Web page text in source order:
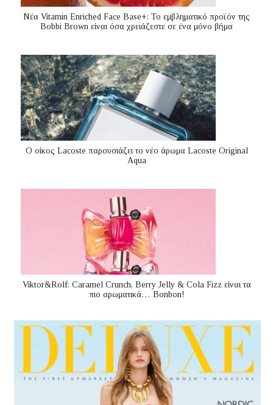
Nέα Vitamin Enriched Face Base+: Το εμβληματικό προϊόν της
Bobbi Brown είναι όσα χρειάζεστε σε ένα μόνο βήμα
Ο οίκος Lacoste παρουσιάζει το νέο άρωμα Lacoste Original
Aqua
Viktor&Rolf: Caramel Crunch, Berry Jelly & Cola Fizz είναι τα
πιο αρωματικά… Bonbon!